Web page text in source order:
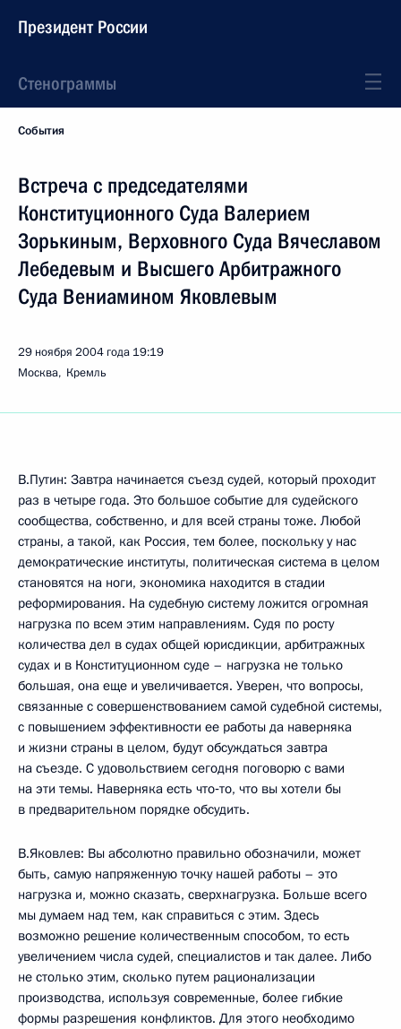
Президент России
Стенограммы
События
Встреча с председателями
Конституционного Суда Валерием
Зорькиным, Верховного Суда Вячеславом
Лебедевым и Высшего Арбитражного
Суда Вениамином Яковлевым
29 ноября 2004 года 19:19
Москва, Кремль
В.Путин: Завтра начинается съезд судей, который проходит
раз в четыре года. Это большое событие для судейского
сообщества, собственно, и для всей страны тоже. Любой
страны, а такой, как Россия, тем более, поскольку у нас
демократические институты, политическая система в целом
становятся на ноги, экономика находится в стадии
реформирования. На судебную систему ложится огромная
нагрузка по всем этим направлениям. Судя по росту
количества дел в судах общей юрисдикции, арбитражных
судах и в Конституционном суде – нагрузка не только
большая, она еще и увеличивается. Уверен, что вопросы,
связанные с совершенствованием самой судебной системы,
с повышением эффективности ее работы да наверняка
и жизни страны в целом, будут обсуждаться завтра
на съезде. С удовольствием сегодня поговорю с вами
на эти темы. Наверняка есть что‑то, что вы хотели бы
в предварительном порядке обсудить.
В.Яковлев: Вы абсолютно правильно обозначили, может
быть, самую напряженную точку нашей работы – это
нагрузка и, можно сказать, сверхнагрузка. Больше всего
мы думаем над тем, как справиться с этим. Здесь
возможно решение количественным способом, то есть
увеличением числа судей, специалистов и так далее. Либо
не столько этим, сколько путем рационализации
производства, используя современные, более гибкие
формы разрешения конфликтов. Для этого необходимо